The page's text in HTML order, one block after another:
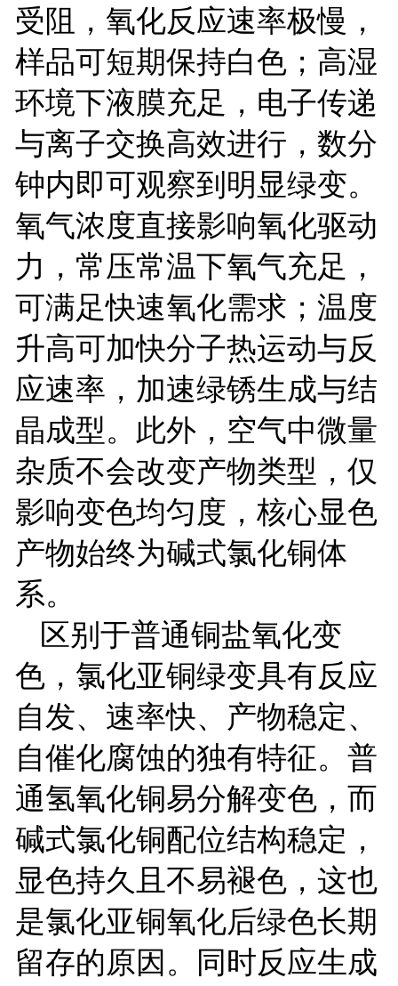
受阻，氧化反应速率极慢，
样品可短期保持白色；高湿
环境下液膜充足，电子传递
与离子交换高效进行，数分
钟内即可观察到明显绿变。
氧气浓度直接影响氧化驱动
力，常压常温下氧气充足，
可满足快速氧化需求；温度
升高可加快分子热运动与反
应速率，加速绿锈生成与结
晶成型。此外，空气中微量
杂质不会改变产物类型，仅
影响变色均匀度，核心显色
产物始终为碱式氯化铜体
系。
区别于普通铜盐氧化变
色，氯化亚铜绿变具有反应
自发、速率快、产物稳定、
自催化腐蚀的独有特征。普
通氢氧化铜易分解变色，而
碱式氯化铜配位结构稳定，
显色持久且不易褪色，这也
是氯化亚铜氧化后绿色长期
留存的原因。同时反应生成